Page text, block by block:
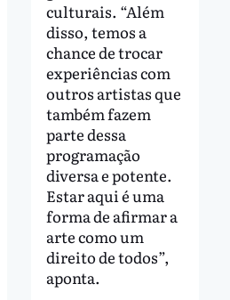
culturais. “Além
disso, temos a
chance de trocar
experiências com
outros artistas que
também fazem
parte dessa
programação
diversa e potente.
Estar aqui é uma
forma de afirmar a
arte como um
direito de todos”,
aponta.